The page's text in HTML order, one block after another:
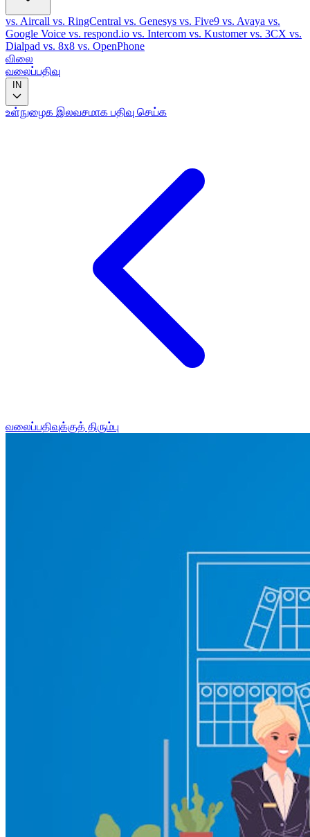
vs. Aircall vs. RingCentral vs. Genesys vs. Five9 vs. Avaya vs.
Google Voice vs. respond.io vs. Intercom vs. Kustomervs. 3CX vs.
Dialpad vs. 8x8 vs. OpenPhone
விலை
வலைப்பதிவு
IN
உள்நுழைக இலவசமாக பதிவு செய்க
வலைப்பதிவுக்குத் திரும்பு